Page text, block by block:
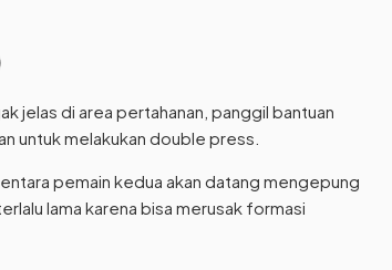
jelas di area pertahanan, panggil bantuan
untuk melakukan double press.
pemain kedua akan datang mengepung
lama karena bisa merusak formasi